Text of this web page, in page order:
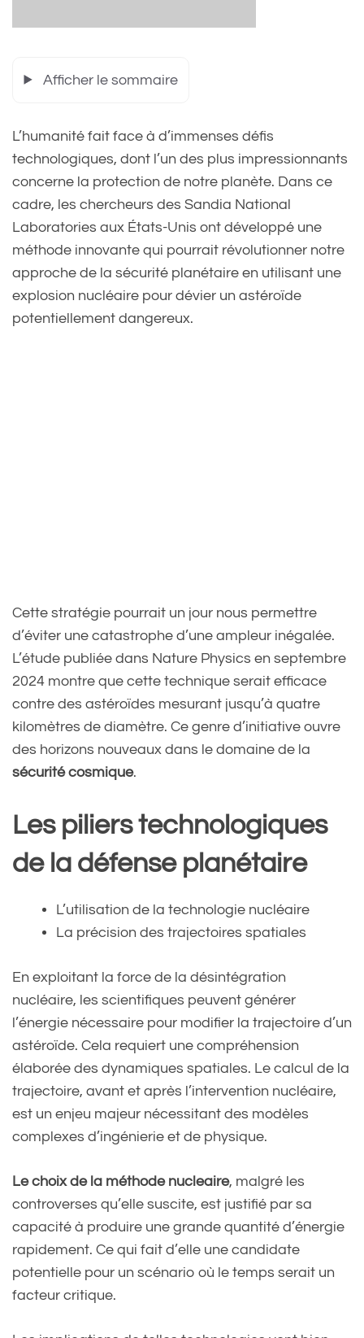
Afficher le sommaire
L’humanité fait face à d’immenses défis
technologiques, dont l’un des plus impressionnants
concerne la protection de notre planète. Dans ce
cadre, les chercheurs des Sandia National
Laboratories aux États-Unis ont développé une
méthode innovante qui pourrait révolutionner notre
approche de la sécurité planétaire en utilisant une
explosion nucléaire pour dévier un astéroïde
potentiellement dangereux.
Cette stratégie pourrait un jour nous permettre
d’éviter une catastrophe d’une ampleur inégalée.
L’étude publiée dans Nature Physics en septembre
2024 montre que cette technique serait efficace
contre des astéroïdes mesurant jusqu’à quatre
kilomètres de diamètre. Ce genre d’initiative ouvre
des horizons nouveaux dans le domaine de la
sécurité cosmique.
Les piliers technologiques
de la défense planétaire
L’utilisation de la technologie nucléaire
La précision des trajectoires spatiales
En exploitant la force de la désintégration
nucléaire, les scientifiques peuvent générer
l’énergie nécessaire pour modifier la trajectoire d’un
astéroïde. Cela requiert une compréhension
élaborée des dynamiques spatiales. Le calcul de la
trajectoire, avant et après l’intervention nucléaire,
est un enjeu majeur nécessitant des modèles
complexes d’ingénierie et de physique.
Le choix de la méthode nucleaire, malgré les
controverses qu’elle suscite, est justifié par sa
capacité à produire une grande quantité d’énergie
rapidement. Ce qui fait d’elle une candidate
potentielle pour un scénario où le temps serait un
facteur critique.